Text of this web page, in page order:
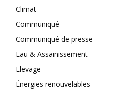
Climat
Communiqué
Communiqué de presse
Eau & Assainissement
Elevage
Énergies renouvelables